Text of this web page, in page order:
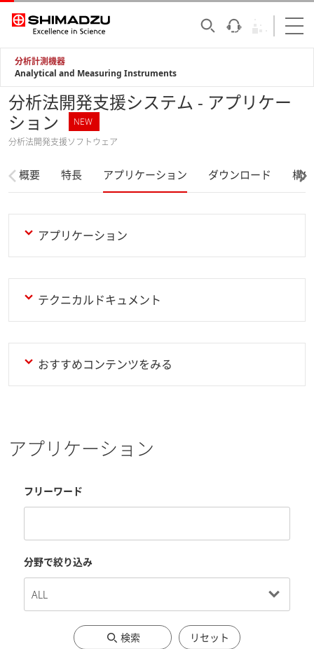
分析計測機器
Analytical and Measuring Instruments
分析法開発支援システム - アプリケー
ション
NEW
分析法開発支援ソフトウェア
概要 特長 アプリケーション ダウンロード 構
アプリケーション
テクニカルドキュメント
おすすめコンテンツをみる
アプリケーション
フリーワード
分野で絞り込み
検索 リセット